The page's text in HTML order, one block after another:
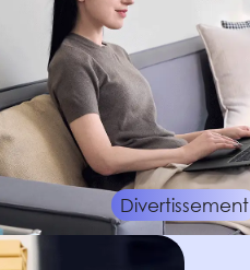
Divertissement